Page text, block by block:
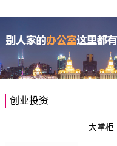
创业投资
大掌柜